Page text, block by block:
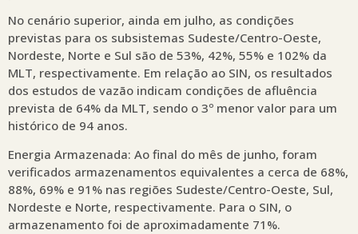
No cenário superior, ainda em julho, as condições
previstas para os subsistemas Sudeste/Centro-Oeste,
Nordeste, Norte e Sul são de 53%, 42%, 55% e 102% da
MLT, respectivamente. Em relação ao SIN, os resultados
dos estudos de vazão indicam condições de afluência
prevista de 64% da MLT, sendo o 3º menor valor para um
histórico de 94 anos.
Energia Armazenada: Ao final do mês de junho, foram
verificados armazenamentos equivalentes a cerca de 68%,
88%, 69% e 91% nas regiões Sudeste/Centro-Oeste, Sul,
Nordeste e Norte, respectivamente. Para o SIN, o
armazenamento foi de aproximadamente 71%.